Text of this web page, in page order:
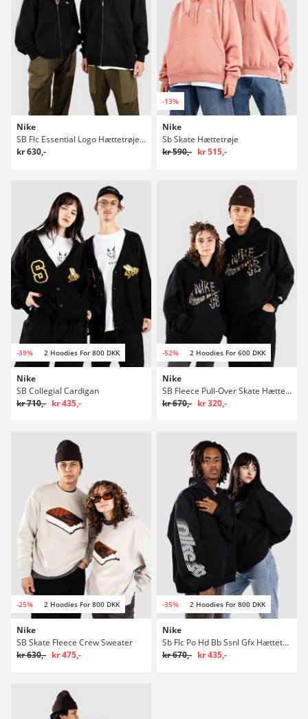
Nike
SB Flc Essential Logo Hættetrøje med lynlås
kr 630,-
-13%
Nike
Sb Skate Hættetrøje
kr 590,- kr 515,-
-39% 2 Hoodies For 800 DKK
Nike
SB Collegial Cardigan
kr 710,- kr 435,-
-52% 2 Hoodies For 600 DKK
Nike
SB Fleece Pull-Over Skate Hættetrøje
kr 670,- kr 320,-
-25% 2 Hoodies For 800 DKK
Nike
SB Skate Fleece Crew Sweater
kr 630,- kr 475,-
-35% 2 Hoodies For 800 DKK
Nike
Sb Flc Po Hd Bb Ssnl Gfx Hættetrøje
kr 670,- kr 435,-